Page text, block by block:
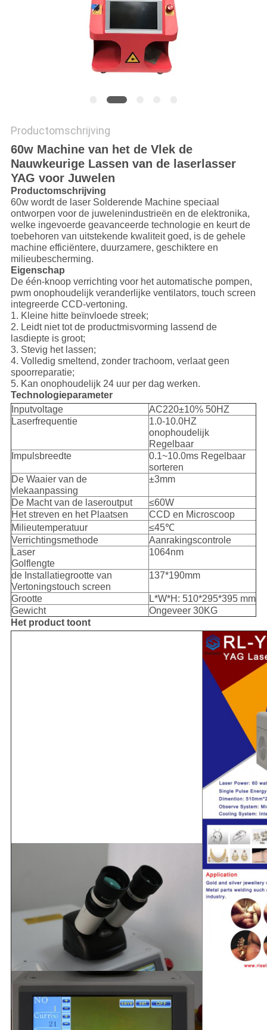
Productomschrijving
60w Machine van het de Vlek de
Nauwkeurige Lassen van de laserlasser
YAG voor Juwelen
Productomschrijving
60w wordt de laser Solderende Machine speciaal
ontworpen voor de juwelenindustrieën en de elektronika,
welke ingevoerde geavanceerde technologie en keurt de
toebehoren van uitstekende kwaliteit goed, is de gehele
machine efficiëntere, duurzamere, geschiktere en
milieubescherming.
Eigenschap
De één-knoop verrichting voor het automatische pompen,
pwm onophoudelijk veranderlijke ventilators, touch screen
integreerde CCD-vertoning.
1. Kleine hitte beïnvloede streek;
2. Leidt niet tot de productmisvorming lassend de
lasdiepte is groot;
3. Stevig het lassen;
4. Volledig smeltend, zonder trachoom, verlaat geen
spoorreparatie;
5. Kan onophoudelijk 24 uur per dag werken.
Technologieparameter
Inputvoltage
AC220±10% 50HZ
Laserfrequentie
1.0-10.0HZ
onophoudelijk
Regelbaar
Impulsbreedte
0.1~10.0ms Regelbaar
sorteren
De Waaier van de
vlekaanpassing
±3mm
De Macht van de laseroutput
≤60W
Het streven en het Plaatsen
CCD en Microscoop
Milieutemperatuur
≤45℃
Verrichtingsmethode
Aanrakingscontrole
Laser
Golflengte
1064nm
de Installatiegrootte van
Vertoningstouch screen
137*190mm
Grootte
L*W*H: 510*295*395 mm
Gewicht
Ongeveer 30KG
Het product toont